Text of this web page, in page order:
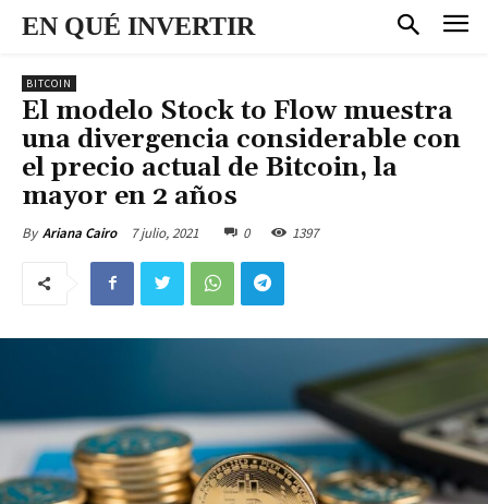
EN QUÉ INVERTIR
BITCOIN
El modelo Stock to Flow muestra
una divergencia considerable con
el precio actual de Bitcoin, la
mayor en 2 años
By Ariana Cairo 7 julio, 2021 0 1397